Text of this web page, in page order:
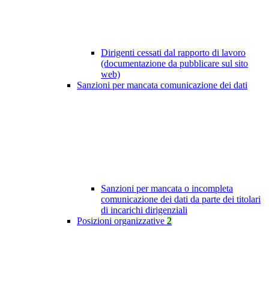
Dirigenti cessati dal rapporto di lavoro
(documentazione da pubblicare sul sito
web)
Sanzioni per mancata comunicazione dei dati
Sanzioni per mancata o incompleta
comunicazione dei dati da parte dei titolari
di incarichi dirigenziali
Posizioni organizzative 2